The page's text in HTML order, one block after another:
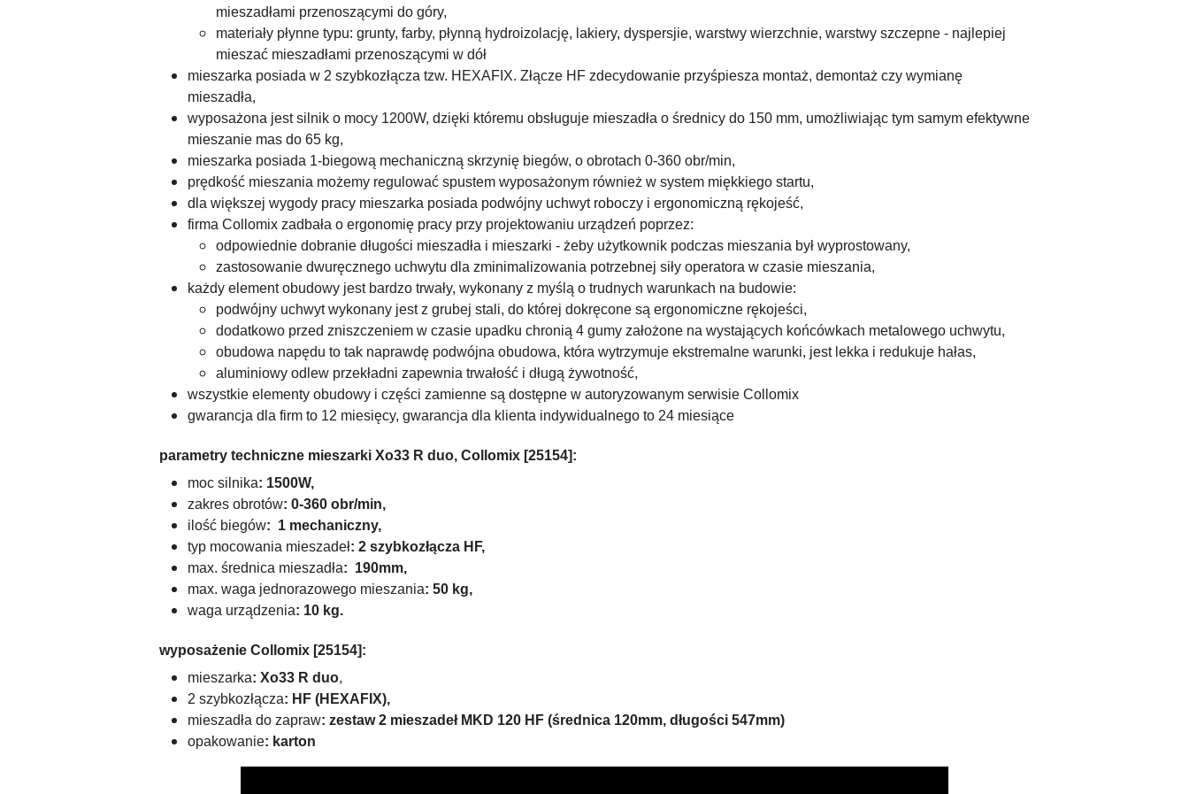
mieszadłami przenoszącymi do góry,
materiały płynne typu: grunty, farby, płynną hydroizolację, lakiery, dyspersjie, warstwy wierzchnie, warstwy szczepne - najlepiej
mieszać mieszadłami przenoszącymi w dół
mieszarka posiada w 2 szybkozłącza tzw. HEXAFIX. Złącze HF zdecydowanie przyśpiesza montaż, demontaż czy wymianę
mieszadła,
wyposażona jestsilnik o mocy 1200W, dzięki któremu obsługuje mieszadła o średnicy do 150 mm, umożliwiając tym samym efektywne
mieszanie mas do 65 kg,
mieszarka posiada 1-biegową mechaniczną skrzynię biegów, o obrotach 0-360 obr/min,
prędkość mieszania możemy regulować spustem wyposażonym również w system miękkiego startu,
dla większej wygody pracy mieszarka posiada podwójny uchwyt roboczy i ergonomiczną rękojeść,
firma Collomix zadbała o ergonomię pracy przy projektowaniu urządzeń poprzez:
odpowiednie dobranie długości mieszadła i mieszarki - żeby użytkownik podczas mieszania był wyprostowany,
zastosowanie dwuręcznego uchwytu dla zminimalizowania potrzebnej siły operatora w czasie mieszania,
każdy element obudowy jest bardzo trwały, wykonany z myślą o trudnych warunkach na budowie:
podwójny uchwyt wykonany jest z grubej stali, do której dokręcone są ergonomiczne rękojeści,
dodatkowo przed zniszczeniem w czasie upadku chronią 4 gumy założone na wystających końcówkach metalowego uchwytu,
obudowa napędu to tak naprawdę podwójna obudowa, która wytrzymuje ekstremalne warunki, jest lekka i redukuje hałas,
aluminiowy odlew przekładni zapewnia trwałość i długą żywotność,
wszystkie elementy obudowy i części zamienne są dostępne w autoryzowanym serwisie Collomix
gwarancja dla firm to 12 miesięcy, gwarancja dla klienta indywidualnego to 24 miesiące
parametry techniczne mieszarki Xo33 R duo, Collomix [25154]:
moc silnika: 1500W,
zakres obrotów: 0-360 obr/min,
ilość biegów: 1 mechaniczny,
typ mocowania mieszadeł: 2 szybkozłącza HF,
max. średnica mieszadła: 190mm,
max. waga jednorazowego mieszania: 50 kg,
waga urządzenia: 10 kg.
wyposażenie Collomix [25154]:
mieszarka: Xo33 R duo,
2 szybkozłącza: HF (HEXAFIX),
mieszadła do zapraw: zestaw 2 mieszadeł MKD 120 HF (średnica 120mm, długości 547mm)
opakowanie: karton